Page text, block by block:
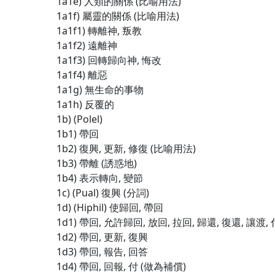
1a1f) 屬靈的關係 (比喻用法)
1a1f1) 轉離神, 叛教
1a1f2) 遠離神
1a1f3) 回轉歸向神, 悔改
1a1f4) 離惡
1a1g) 無生命的事物
1a1h) 反覆的
1b) (Polel)
1b1) 帶回
1b2) 復興, 更新, 修復 (比喻用法)
1b3) 帶離 (誘惑地)
1b4) 表示轉向, 變節
1c) (Pual) 復興 (分詞)
1d) (Hiphil) 使歸回, 帶回
1d1) 帶回, 允許歸回, 放回, 拉回, 歸還, 復還, 讓渡,
1d2) 帶回, 更新, 復興
1d3) 帶回, 報告, 回答
1d4) 帶回, 回報, 付 (做為補償)